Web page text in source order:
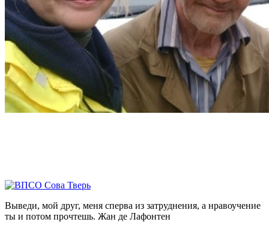
Выведи, мой друг, меня сперва из затруднения, а нравоучение
ты и потом прочтешь. Жан де Лафонтен